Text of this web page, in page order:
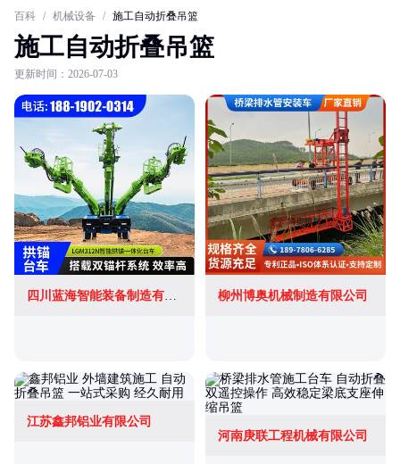
百科 / 机械设备 / 施工自动折叠吊篮
施工自动折叠吊篮
更新时间：2026-07-03
四川蓝海智能装备制造有限公司 柳州博奥机械制造有限公司
江苏鑫邦铝业有限公司
河南庚联工程机械有限公司